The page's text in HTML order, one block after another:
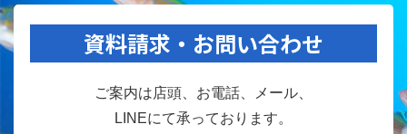
資料請求・お問い合わせ
ご案内は店頭、お電話、メール、
LINEにて承っております。